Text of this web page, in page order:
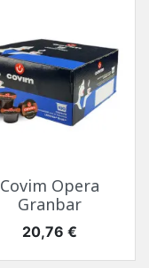
Covim Opera
Granbar
Prix
20,76 €